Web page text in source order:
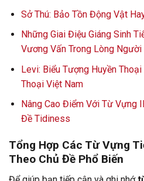
Sở Thú: Bảo Tồn Động Vật
Những Giai Điệu Giáng Sinh
Vương Vấn Trong Lòng Người
Levi: Biểu Tượng Huyền
Thoại Việt Nam
Nâng Cao Điểm Với Từ Vựng
Đề Tidiness
Tổng Hợp Các Từ Vựng
Theo Chủ Đề Phổ Biến